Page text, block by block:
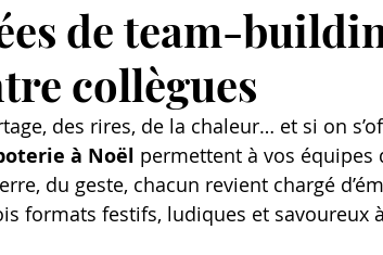
de team-
collègues
des rires, de la chaleur… et si on
à Noël permettent à vos équipes
du geste, chacun revient chargé
formats festifs, ludiques et savoureux